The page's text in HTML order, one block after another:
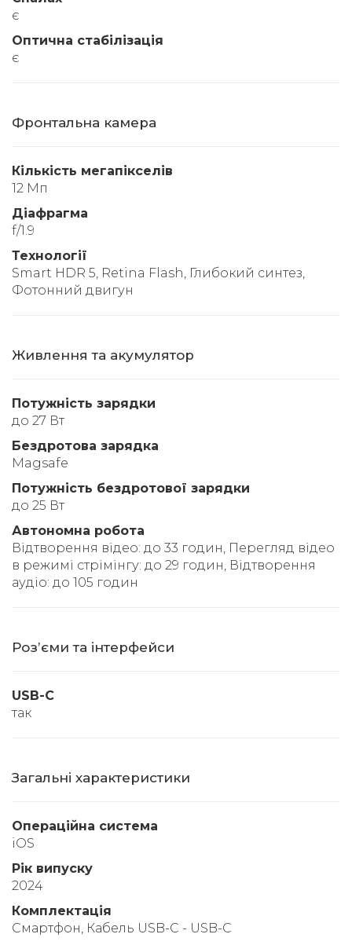
є
Оптична стабілізація
є
Фронтальна камера
Кількість мегапікселів
12 Мп
Діафрагма
f/1.9
Технології
Smart HDR 5, Retina Flash, Глибокий синтез,
Фотонний двигун
Живлення та акумулятор
Потужність зарядки
до 27 Вт
Бездротова зарядка
Magsafe
Потужність бездротової зарядки
до 25 Вт
Автономна робота
Відтворення відео: до 33 годин, Перегляд відео
в режимі стрімінгу: до 29 годин, Відтворення
аудіо: до 105 годин
Розʼєми та інтерфейси
USB-C
так
Загальні характеристики
Операційна система
iOS
Рік випуску
2024
Комплектація
Смартфон, Кабель USB-C - USB-C